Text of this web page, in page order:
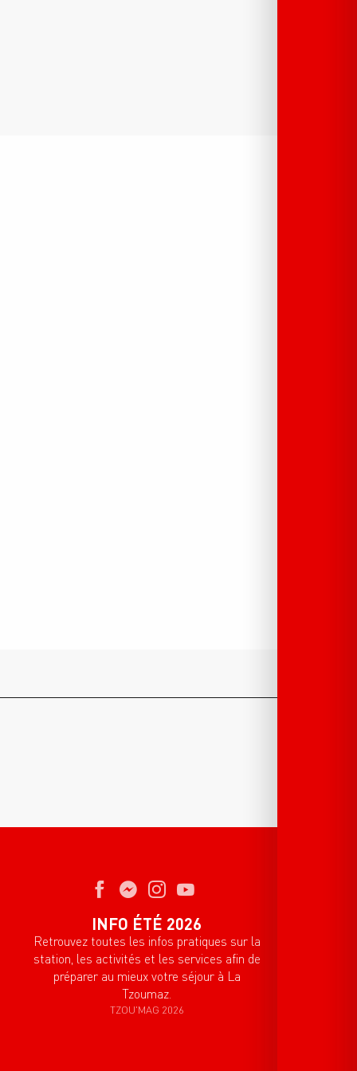
INFO ÉTÉ 2026
Retrouvez toutes les infos pratiques sur la
station, les activités et les services afin de
préparer au mieux votre séjour à La
Tzoumaz.
TZOU'MAG 2026